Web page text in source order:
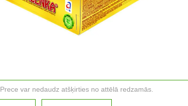
Prece var nedaudz atšķirties no attēlā redzamās.